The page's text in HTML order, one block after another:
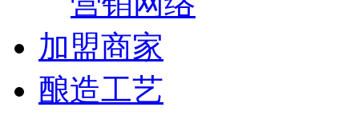
加盟商家
酿造工艺